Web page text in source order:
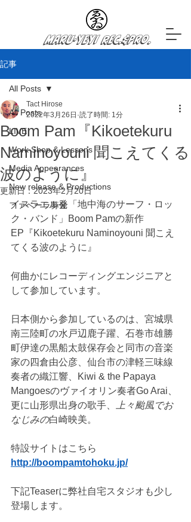
Maru-YeYi Rec.&Pro.
記事
All Posts
LIVE
Work Shop & Lessons
Media Appearances
New release & Productions
ファベーラ募金
All Posts
Boom Pam『Kikoetekuru
Naminoyouni 聞こえてくる
波のように』
Tact Hirose
2022年3月26日 読了時間: 1分
更新日：2023年2月20日
イスラエル発「地中海のサーフ・ロッ
ク・バンド」Boom Pamの新作
EP『Kikoetekuru Naminoyouni 聞こえ
てくる波のように』
何曲かにレコーディングエンジニアと
して参加しています。
日本側から参加しているのは、宮城県
南三陸町の水戸辺鹿子躍、石巻市雄勝
町伊達の黒船太鼓保存会と同市の音楽
家の四倉由公彦、仙台市の津軽三味線
奏者の織江響、Kiwi & the Papaya
Mangoesのヴァイオリン奏者Go Arai、
更に山形県出身の歌手、
上々颱風でお
なじみの白崎映美。
特設サイトはこちら
http://boompamtohoku.jp/
下記Teaserに弊社自宅スタジオも少し
登場します。